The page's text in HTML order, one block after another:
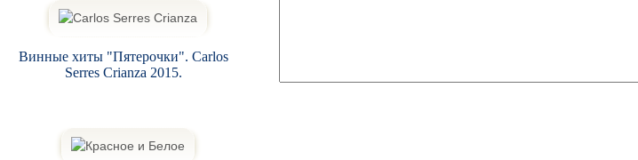
Винные хиты "Пятерочки". Carlos
Serres Crianza 2015.